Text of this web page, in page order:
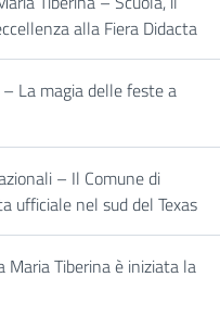
alla Fiera Didacta
La magia delle feste a
– Il Comune di
ufficiale nel sud del Texas
Tiberina è iniziata la